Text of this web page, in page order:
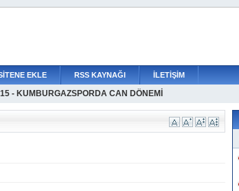
EKLE RSS KAYNAĞI İLETİŞİM
- KÜÇÜKÇEKMECE İMZAYA DOYMUYOR
- KUMBURGAZSPORDA CAN DÖNEMİ
- DUDULLUSPORDA GENÇLERE GÜVEN TAM
- AYAZAĞADA TANIŞ DÖNEMİ
- MUSTAFA YİĞİT YILMAZSOY RESMEN ÇANTADA
- ARDA ÖZBENLE BİR SEZON DAHA
- KÜÇÜKÇEKMECESPORDAN ORTA SAHAYA TAKVİYE
- BATUHAN TÜYSÜZ YENİDEN ANLAŞTI
- DENİZ DAL TEKLİFLERİ DEĞERLENDİRİYOR
- İSTİNYEDEN BİR İMZA DAHA
- ATMACA RESMEN GÜMÜŞSUYUNDA